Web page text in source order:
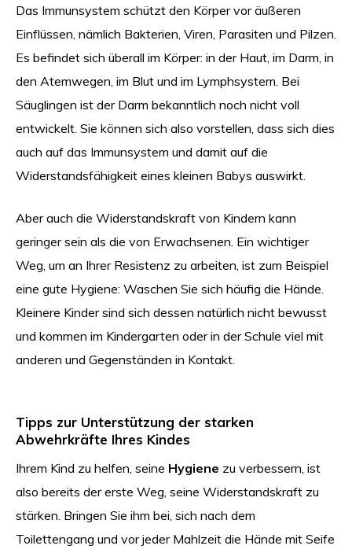
Das Immunsystem schützt den Körper vor äußeren
Einflüssen, nämlich Bakterien, Viren, Parasiten und Pilzen.
Es befindet sich überall im Körper: in der Haut, im Darm, in
den Atemwegen, im Blut und im Lymphsystem. Bei
Säuglingen ist der Darm bekanntlich noch nicht voll
entwickelt. Sie können sich also vorstellen, dass sich dies
auch auf das Immunsystem und damit auf die
Widerstandsfähigkeit eines kleinen Babys auswirkt.
Aber auch die Widerstandskraft von Kindern kann
geringer sein als die von Erwachsenen. Ein wichtiger
Weg, um an Ihrer Resistenz zu arbeiten, ist zum Beispiel
eine gute Hygiene: Waschen Sie sich häufig die Hände.
Kleinere Kinder sind sich dessen natürlich nicht bewusst
und kommen im Kindergarten oder in der Schule viel mit
anderen und Gegenständen in Kontakt.
Tipps zur Unterstützung der starken
Abwehrkräfte Ihres Kindes
Ihrem Kind zu helfen, seine Hygiene zu verbessern, ist
also bereits der erste Weg, seine Widerstandskraft zu
stärken. Bringen Sie ihm bei, sich nach dem
Toilettengang und vor jeder Mahlzeit die Hände mit Seife